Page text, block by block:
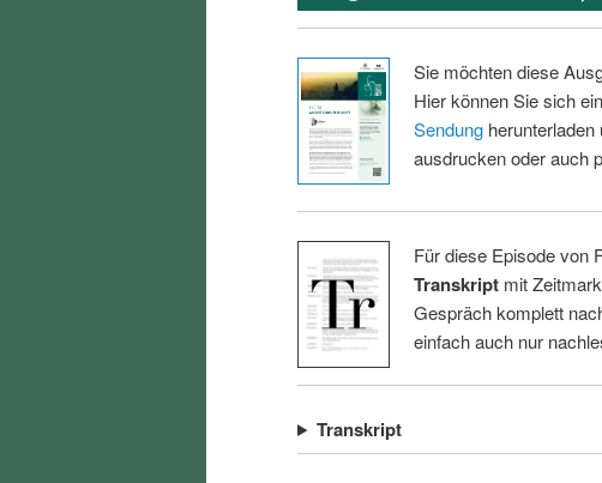
Sie möchten diese
Hier können Sie sich
Sendungherunterladen
ausdrucken oder auch
Für diese Episode von
Transkriptmit
Gespräch komplett
einfach auch nur
Transkript